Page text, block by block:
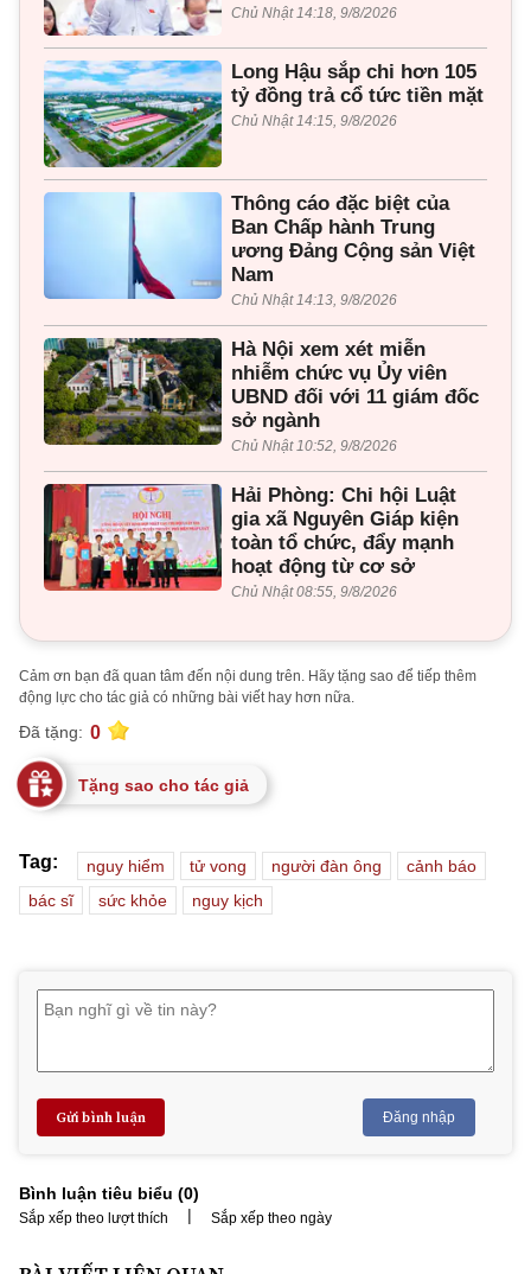
Chủ Nhật 14:18, 9/8/2026
Long Hậu sắp chi hơn 105
tỷ đồng trả cổ tức tiền mặt
Chủ Nhật 14:15, 9/8/2026
Thông cáo đặc biệt của
Ban Chấp hành Trung
ương Đảng Cộng sản Việt
Nam
Chủ Nhật 14:13, 9/8/2026
Hà Nội xem xét miễn
nhiễm chức vụ Ủy viên
UBND đối với 11 giám đốc
sở ngành
Chủ Nhật 10:52, 9/8/2026
Hải Phòng: Chi hội Luật
gia xã Nguyên Giáp kiện
toàn tổ chức, đẩy mạnh
hoạt động từ cơ sở
Chủ Nhật 08:55, 9/8/2026
Cảm ơn bạn đã quan tâm đến nội dung trên. Hãy tặng sao để tiếp thêm
động lực cho tác giả có những bài viết hay hơn nữa.
Đã tặng: 0
Tặng sao cho tác giả
Tag: nguy hiểm tử vong người đàn ông
cảnh báo
bác sĩ
sức khỏe nguy kịch
Gửi bình luận Đăng nhập
Bình luận tiêu biểu (0)
Sắp xếp theo lượt thích | Sắp xếp theo ngày